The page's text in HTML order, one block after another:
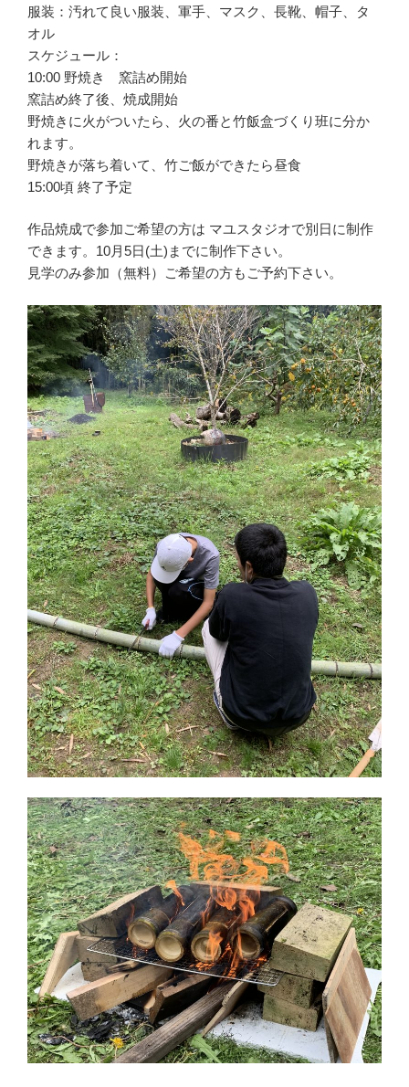
服装：汚れて良い服装、軍手、マスク、長靴、帽子、タ
オル
スケジュール：
10:00 野焼き 窯詰め開始
窯詰め終了後、焼成開始
野焼きに火がついたら、火の番と竹飯盒づくり班に分か
れます。
野焼きが落ち着いて、竹ご飯ができたら昼食
15:00頃 終了予定
作品焼成で参加ご希望の方は マユスタジオで別日に制作
できます。10月5日(土)までに制作下さい。
見学のみ参加（無料）ご希望の方もご予約下さい。